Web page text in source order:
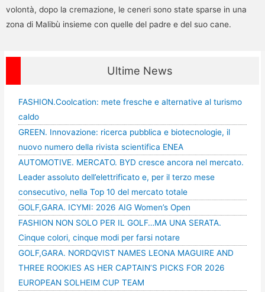
volontà, dopo la cremazione, le ceneri sono state sparse in una
zona di Malibù insieme con quelle del padre e del suo cane.
Ultime News
FASHION.Coolcation: mete fresche e alternative al turismo
caldo
GREEN. Innovazione: ricerca pubblica e biotecnologie, il
nuovo numero della rivista scientifica ENEA
AUTOMOTIVE. MERCATO. BYD cresce ancora nel mercato.
Leader assoluto dell’elettrificato e, per il terzo mese
consecutivo, nella Top 10 del mercato totale
GOLF,GARA. ICYMI: 2026 AIG Women’s Open
FASHION NON SOLO PER IL GOLF…MA UNA SERATA.
Cinque colori, cinque modi per farsi notare
GOLF,GARA. NORDQVIST NAMES LEONA MAGUIRE AND
THREE ROOKIES AS HER CAPTAIN’S PICKS FOR 2026
EUROPEAN SOLHEIM CUP TEAM